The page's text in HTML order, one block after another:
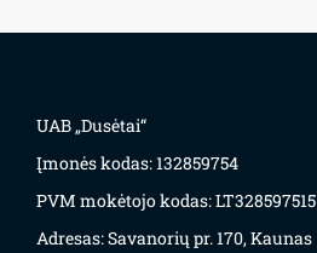
UAB „Dusėtai“
Įmonės kodas: 132859754
PVM mokėtojo kodas: LT328597515
Adresas: Savanorių pr. 170, Kaunas